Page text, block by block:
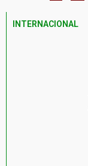
INTERNACIONAL